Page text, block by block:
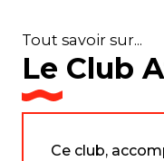
Tout savoir sur...
Le Club
Ce club,